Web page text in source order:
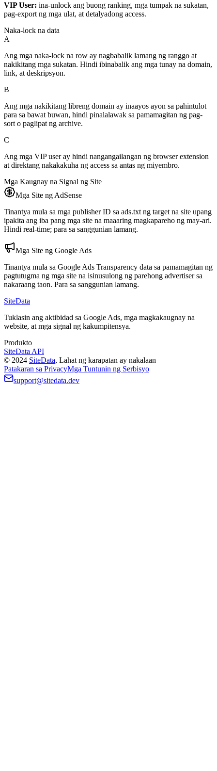
VIP User: ina-unlock ang buong ranking, mga tumpak na sukatan,
pag-export ng mga ulat, at detalyadong access.
Naka-lock na data
A
Ang mga naka-lock na row ay nagbabalik lamang ng ranggo at
nakikitang mga sukatan. Hindi ibinabalik ang mga tunay na domain,
link, at deskripsyon.
B
Ang mga nakikitang libreng domain ay inaayos ayon sa pahintulot
para sa bawat buwan, hindi pinalalawak sa pamamagitan ng pag-
sort o paglipat ng archive.
C
Ang mga VIP user ay hindi nangangailangan ng browser extension
at direktang nakakakuha ng access sa antas ng miyembro.
Mga Kaugnay na Signal ng Site
Mga Site ng AdSense
Tinantya mula sa mga publisher ID sa ads.txt ng target na site upang
ipakita ang iba pang mga site na maaaring magkapareho ng may-ari.
Hindi real-time; para sa sanggunian lamang.
Mga Site ng Google Ads
Tinantya mula sa Google Ads Transparency data sa pamamagitan ng
pagtutugma ng mga site na isinusulong ng parehong advertiser sa
nakaraang taon. Para sa sanggunian lamang.
SiteData
Tuklasin ang aktibidad sa Google Ads, mga magkakaugnay na
website, at mga signal ng kakumpitensya.
Produkto
SiteData API
© 2024 SiteData, Lahat ng karapatan ay nakalaan
Patakaran sa PrivacyMga Tuntunin ng Serbisyo
support@sitedata.dev